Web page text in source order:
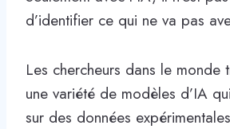
d’identifier ce qui ne va pas
Les chercheurs dans le monde
une variété de modèles d’IA
sur des données